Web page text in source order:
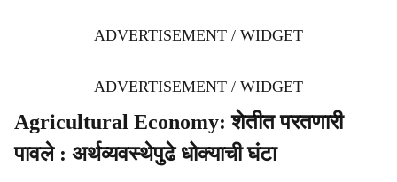
ADVERTISEMENT / WIDGET
ADVERTISEMENT / WIDGET
Agricultural Economy: शेतीत परतणारी
पावले : अर्थव्यवस्थेपुढे धोक्याची घंटा